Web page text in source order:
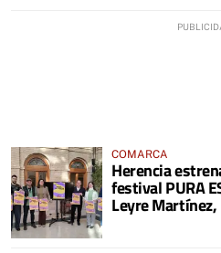
COMARCA
Herencia
festival PURA
Leyre